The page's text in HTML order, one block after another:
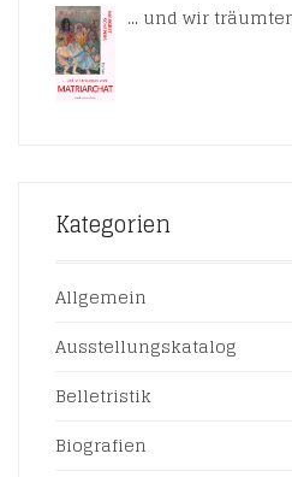
... und wir
Kategorien
Allgemein
Ausstellungskatalog
Belletristik
Biografien